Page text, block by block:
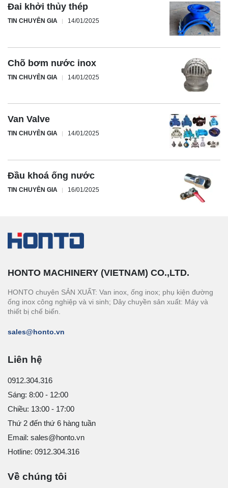
Đai khởi thủy thép
TIN CHUYÊN GIA 14/01/2025
Chõ bơm nước inox
TIN CHUYÊN GIA 14/01/2025
Van Valve
TIN CHUYÊN GIA 14/01/2025
Đầu khoá ống nước
TIN CHUYÊN GIA 16/01/2025
HONTO MACHINERY (VIETNAM) CO.,LTD.
HONTO chuyên SẢN XUẤT: Van inox, ống inox; phụ kiện đường
ống inox công nghiệp và vi sinh; Dây chuyền sản xuất: Máy và
thiết bị chế biến.
sales@honto.vn
Liên hệ
0912.304.316
Sáng: 8:00 - 12:00
Chiều: 13:00 - 17:00
Thứ 2 đến thứ 6 hàng tuần
Email: sales@honto.vn
Hotline: 0912.304.316
Về chúng tôi